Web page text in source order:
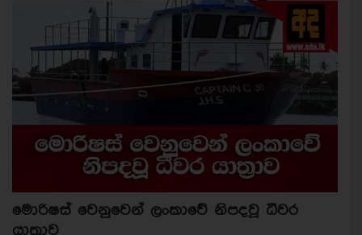
මොරිෂස් වෙනුවෙන් ලංකාවේ නිපදවූ ධීවර
යාත්‍රාව